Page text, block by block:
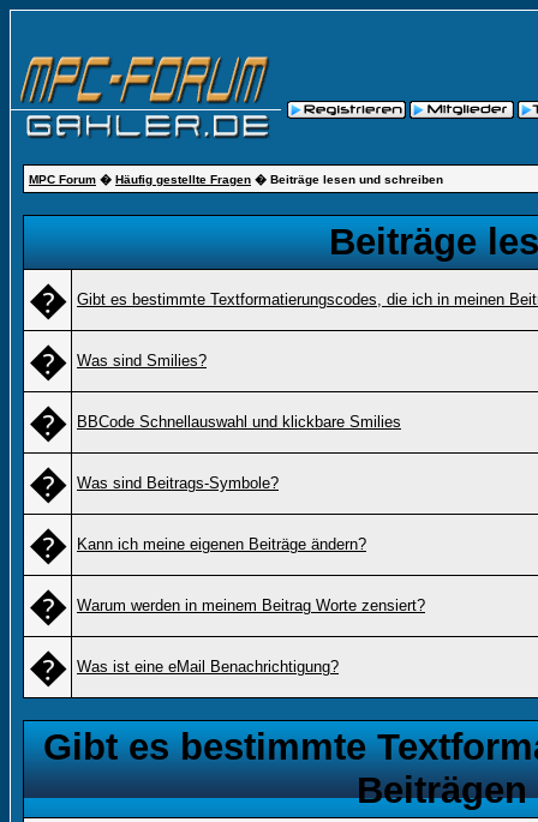
MPC Forum � Häufig gestellte Fragen � Beiträge lesen und schreiben
Beiträge
� Gibt es bestimmte Textformatierungscodes, die ich in meinen
� Was sind Smilies?
� BBCode Schnellauswahl und klickbare Smilies
� Was sind Beitrags-Symbole?
� Kann ich meine eigenen Beiträge ändern?
� Warum werden in meinem Beitrag Worte zensiert?
� Was ist eine eMail Benachrichtigung?
Gibt es bestimmte
Beiträgen